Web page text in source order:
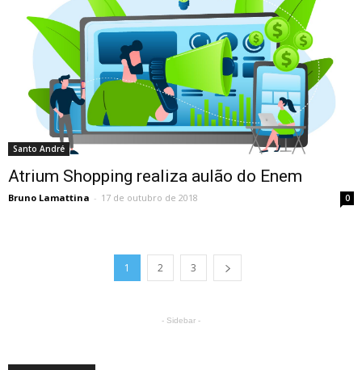
Santo André
Atrium Shopping realiza aulão do Enem
Bruno Lamattina - 17 de outubro de 2018 0
1 2 3
- Sidebar -